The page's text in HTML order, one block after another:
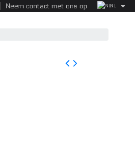
Neem contact met ons op NL